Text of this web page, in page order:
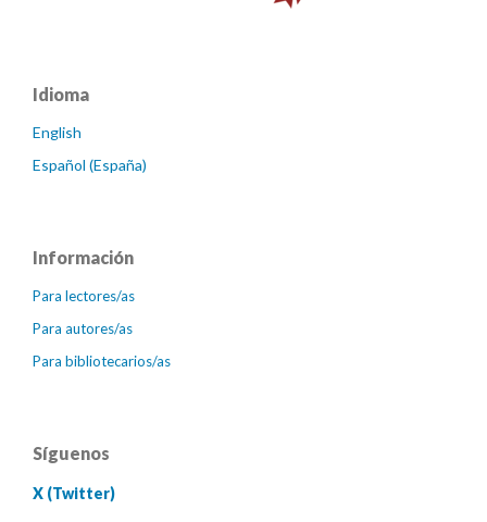
Idioma
English
Español (España)
Información
Para lectores/as
Para autores/as
Para bibliotecarios/as
Síguenos
X (Twitter)